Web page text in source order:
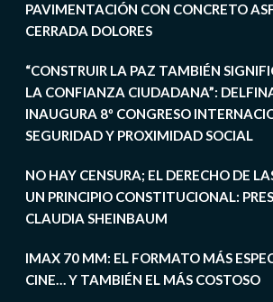
PAVIMENTACIÓN CON CONCRETO
CERRADA DOLORES
“CONSTRUIR LA PAZ TAMBIÉN
LA CONFIANZA CIUDADANA”:
INAUGURA 8º CONGRESO
SEGURIDAD Y PROXIMIDAD SOCIAL
NO HAY CENSURA; EL DERECHO DE
UN PRINCIPIO CONSTITUCIONAL:
CLAUDIA SHEINBAUM
IMAX 70 MM: EL FORMATO MÁS
CINE… Y TAMBIÉN EL MÁS COSTOSO